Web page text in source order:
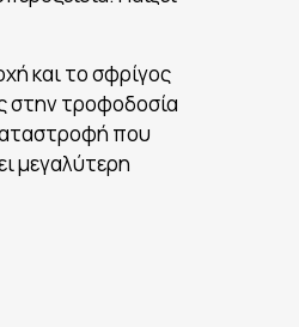
και το σφρίγος
στην τροφοδοσία
που
μεγαλύτερη